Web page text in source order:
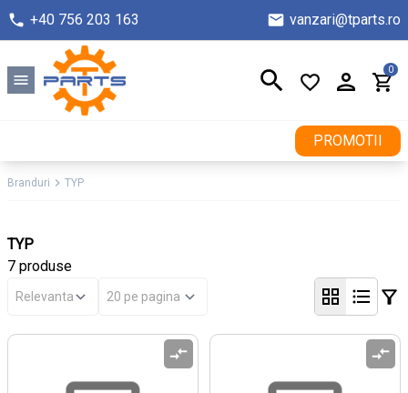
+40 756 203 163 vanzari@tparts.ro
0
PROMOTII
Branduri TYP
TYP
7 produse